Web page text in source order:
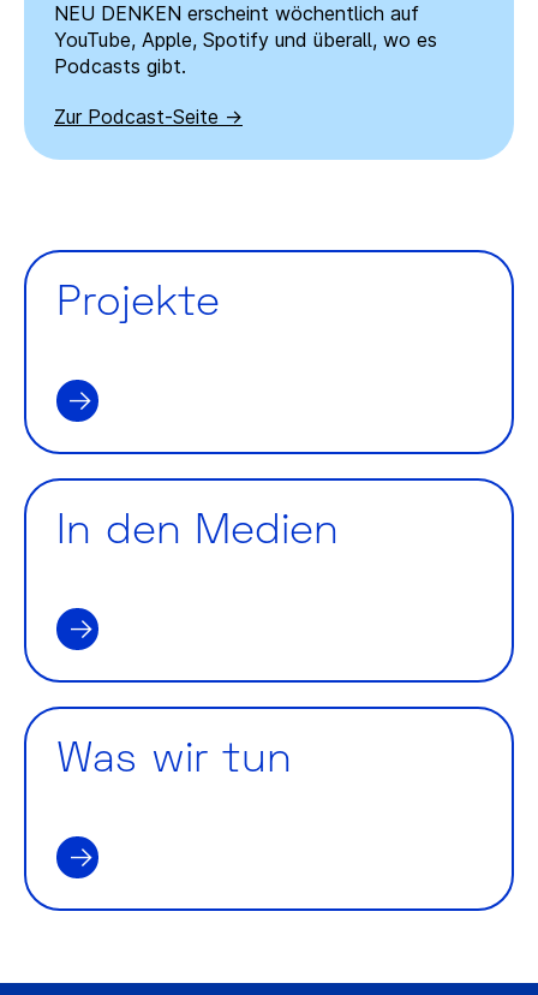
NEU DENKEN erscheint wöchentlich auf
YouTube, Apple, Spotify und überall, wo es
Podcasts gibt.
Zur Podcast-Seite
Projekte
In den Medien
Was wir tun